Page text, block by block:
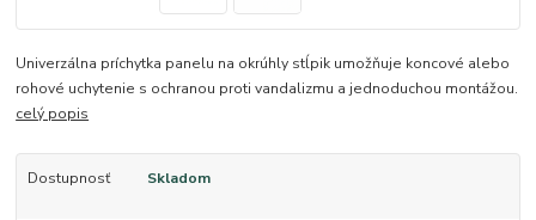
Univerzálna príchytka panelu na okrúhly stĺpik umožňuje koncové alebo
rohové uchytenie s ochranou proti vandalizmu a jednoduchou montážou.
celý popis
Dostupnosť Skladom